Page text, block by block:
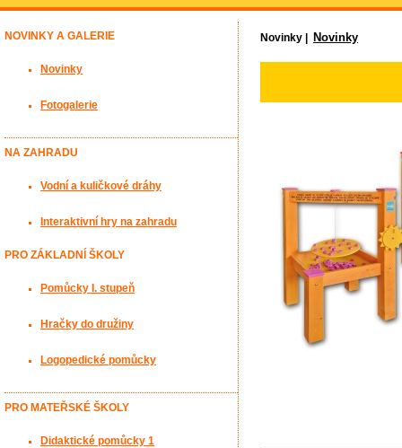
Novinky | Novinky
NOVINKY A GALERIE
Novinky
Fotogalerie
NA ZAHRADU
Vodní a kuličkové dráhy
Interaktivní hry na zahradu
PRO ZÁKLADNÍ ŠKOLY
Pomůcky I. stupeň
Hračky do družiny
Logopedické pomůcky
PRO MATEŘSKÉ ŠKOLY
Didaktické pomůcky 1